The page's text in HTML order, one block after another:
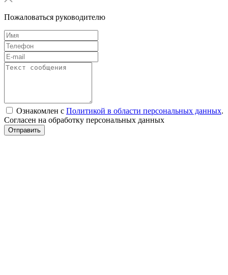
Пожаловаться руководителю
Ознакомлен с Политикой в области персональных данных.
Согласен на обработку персональных данных
Отправить